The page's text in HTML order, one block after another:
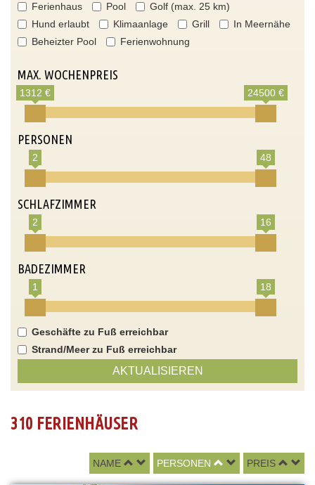
Ferienhaus Pool
Golf (max. 25 km)
Hund erlaubt
Klimaanlage Grill
In Meernähe
Beheizter Pool
Ferienwohnung
MAX. WOCHENPREIS
1312 € 24500 €
PERSONEN
2 48
SCHLAFZIMMER
2 16
BADEZIMMER
1 18
Geschäfte zu Fuß erreichbar
Strand/Meer zu Fuß erreichbar
AKTUALISIEREN
310 FERIENHÄUSER
NAME PERSONEN PREIS